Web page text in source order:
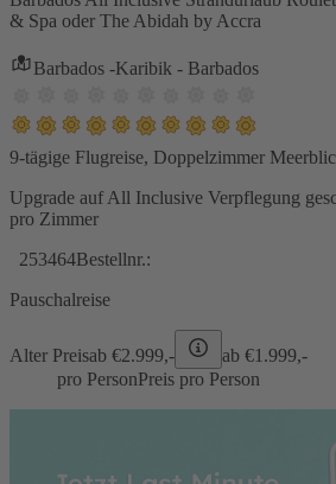
& Spa oder The Abidah by Accra
Barbados -Karibik - Barbados
9-tägige Flugreise, Doppelzimmer
Upgrade auf All Inclusive Verpflegung
pro Zimmer
253464Bestellnr.:
Pauschalreise
Alter Preisab €2.999,- ab €1.999,-
pro PersonPreis pro Person